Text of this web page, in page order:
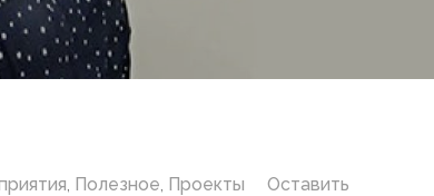
, Полезное, Проекты
Оставить